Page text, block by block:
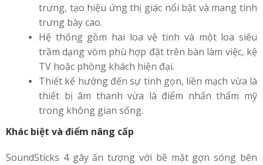
trưng, tạo hiệu ứng thị giác nổi bật và mang tính
trưng bày cao.
Hệ thống gồm hai loa vệ tinh và một loa siêu
trầm dạng vòm phù hợp đặt trên bàn làm việc, kệ
TV hoặc phòng khách hiện đại.
Thiết kế hướng đến sự tinh gọn, liền mạch vừa là
thiết bị âm thanh vừa là điểm nhấn thẩm mỹ
trong không gian sống.
Khác biệt và điểm nâng cấp
SoundSticks 4 gây ấn tượng với bề mặt gợn sóng bên